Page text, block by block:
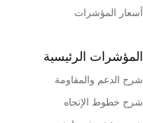
أسعار المؤشرات
المؤشرات الرئيسية
شرح الدعم والمقاومة
شرح خطوط الإتجاه